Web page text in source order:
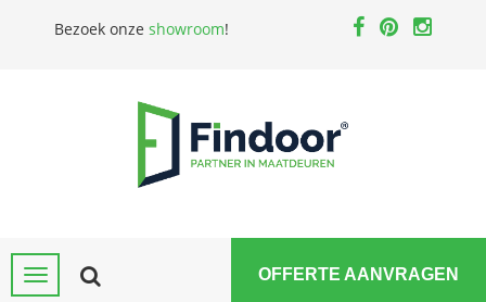
Bezoek onze showroom!
OFFERTE AANVRAGEN